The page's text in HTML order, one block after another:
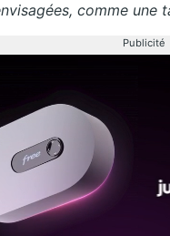
comme une
Publicité